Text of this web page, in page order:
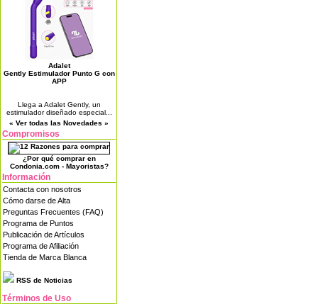
Adalet
Gently Estimulador Punto G con
APP
Llega a Adalet Gently, un
estimulador diseñado especial...
« Ver todas las Novedades »
Compromisos
¿Por qué comprar en
Condonia.com - Mayoristas?
Información
Contacta con nosotros
Cómo darse de Alta
Preguntas Frecuentes (FAQ)
Programa de Puntos
Publicación de Artículos
Programa de Afiliación
Tienda de Marca Blanca
RSS de Noticias
Términos de Uso